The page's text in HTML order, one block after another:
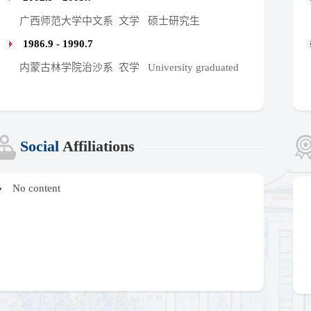
广西师范大学中文系 文学 硕士研究生
1986.9 - 1990.7
内蒙古林学院治沙系 农学 University graduated
Social Affiliations
No content